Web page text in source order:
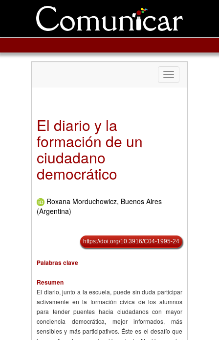
Toggle
navigation
El diario y la
formación de un
ciudadano
democrático
Roxana Morduchowicz, Buenos Aires
(Argentina)
https://doi.org/10.3916/C04-1995-24
Palabras clave
Resumen
El diario, junto a la escuela, puede sin duda participar
activamente en la formación cívica de los alumnos
para tender puentes hacia ciudadanos con mayor
conciencia democrática, mejor informados, más
sensibles y más participativos. Éste es el desafío que